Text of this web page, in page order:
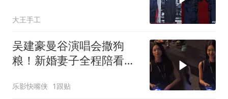
大王手工
吴建豪曼谷演唱会撒狗
粮！新婚妻子全程陪看，
闻
乐影快嘴侠 1跟贴